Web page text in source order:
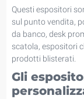
Questi espositori
sul punto vendita,
da banco, desk
scatola, espositori
prodotti blisterati.
Gli